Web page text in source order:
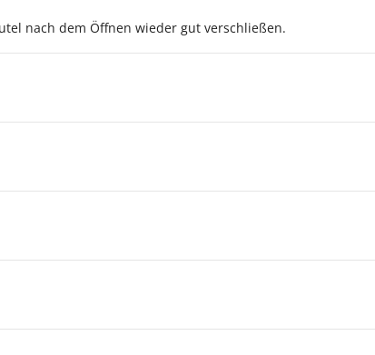
nach dem Öffnen wieder gut verschließen.